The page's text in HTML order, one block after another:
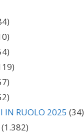
IN RUOLO 2025 (34)
(1.382)